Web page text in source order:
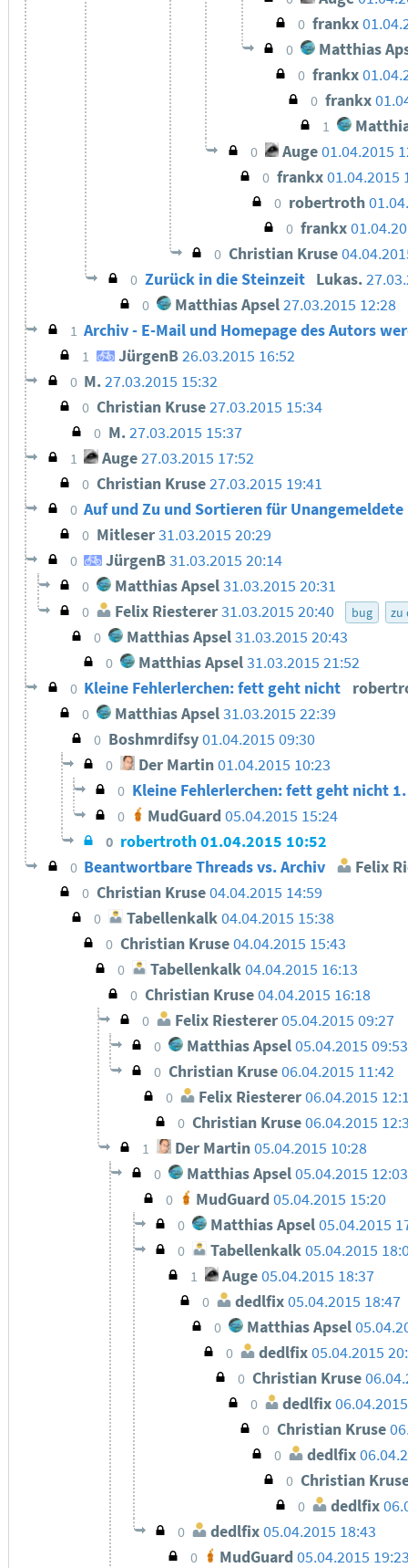
0 frankx
0 Matthias
0 frankx
0 frankx
1
0 Auge01.04.2015
0 frankx01.04.2015
0 robertroth
0 frankx
0 Christian Kruse
0 Zurück in die Steinzeit Lukas.
0 Matthias Apsel 27.03.2015 12:28
1 Archiv - E-Mail und Homepage des Autors
1 JürgenB26.03.2015 16:52
0 M.27.03.2015 15:32
0 Christian Kruse27.03.2015 15:34
0 M.27.03.2015 15:37
1 Auge27.03.2015 17:52
0 Christian Kruse27.03.2015 19:41
0 Auf und Zu und Sortieren für Unangemeldete
0 Mitleser31.03.2015 20:29
0 JürgenB 31.03.2015 20:14
0 Matthias Apsel 31.03.2015 20:31
0 Felix Riesterer 31.03.2015 20:40 bug zu
0 Matthias Apsel31.03.2015 20:43
0 Matthias Apsel31.03.2015 21:52
0 Kleine Fehlerlerchen: fett geht nicht
0 Matthias Apsel 31.03.2015 22:39
0 Boshmrdifsy01.04.2015 09:30
0 Der Martin01.04.2015 10:23
0 Kleine Fehlerlerchen: fett geht nicht
0 MudGuard 05.04.2015 15:24
0 robertroth01.04.2015 10:52
0 Beantwortbare Threads vs. Archiv Felix
0 Christian Kruse04.04.2015 14:59
0 Tabellenkalk04.04.2015 15:38
0 Christian Kruse04.04.2015 15:43
0 Tabellenkalk04.04.2015 16:13
0 Christian Kruse04.04.2015 16:18
0 Felix Riesterer 05.04.2015 09:27
0 Matthias Apsel05.04.2015 09:53
0 Christian Kruse06.04.2015 11:42
0 Felix Riesterer06.04.2015
0 Christian Kruse06.04.2015
1 Der Martin 05.04.2015 10:28
0 Matthias Apsel05.04.2015 12:03
0 MudGuard 05.04.2015 15:20
0 Matthias Apsel05.04.2015
0 Tabellenkalk05.04.2015
1 Auge05.04.2015 18:37
0 dedlfix 05.04.2015 18:47
0 Matthias Apsel
0 dedlfix05.04.2015
0 Christian Kruse
0 dedlfix
0 Christian Kruse
0 dedlfix
0 Christian
0 dedlfix
0 dedlfix05.04.2015 18:43
0 MudGuard 05.04.2015